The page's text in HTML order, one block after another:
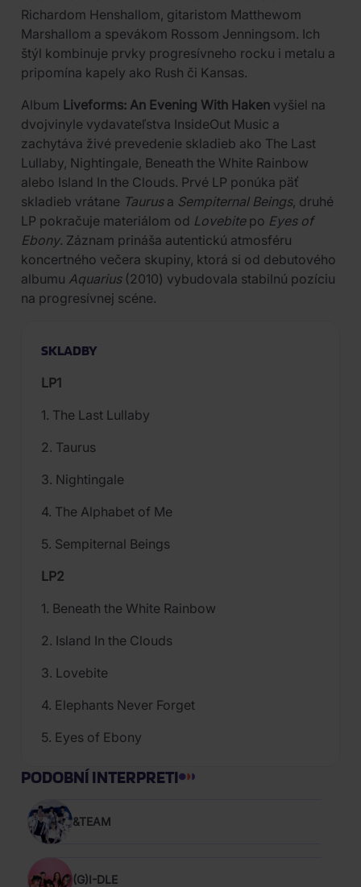
Richardom Henshallom, gitaristom Matthewom
Marshallom a spevákom Rossom Jenningsom. Ich
štýl kombinuje prvky progresívneho rocku i metalu a
pripomína kapely ako Rush či Kansas.
Album Liveforms: An Evening With Haken vyšiel na
dvojvinyle vydavateľstva InsideOut Music a
zachytáva živé prevedenie skladieb ako The Last
Lullaby, Nightingale, Beneath the White Rainbow
alebo Island In the Clouds. Prvé LP ponúka päť
skladieb vrátane Taurusa Sempiternal Beings, druhé
LP pokračuje materiálom od Lovebitepo Eyes of
Ebony. Záznam prináša autentickú atmosféru
koncertného večera skupiny, ktorá si od debutového
albumu Aquarius(2010) vybudovala stabilnú pozíciu
na progresívnej scéne.
SKLADBY
LP1
1. The Last Lullaby
2. Taurus
3. Nightingale
4. The Alphabet of Me
5. Sempiternal Beings
LP2
1. Beneath the White Rainbow
2. Island In the Clouds
3. Lovebite
4. Elephants Never Forget
5. Eyes of Ebony
PODOBNÍ INTERPRETI
&TEAM
(G)I-DLE